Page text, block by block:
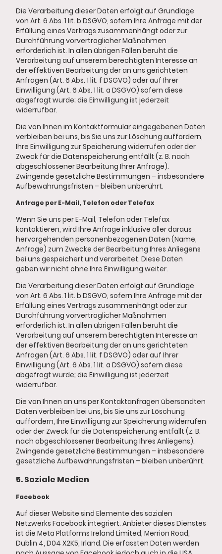
Die Verarbeitung dieser Daten erfolgt auf Grundlage
von Art. 6 Abs. 1 lit. b DSGVO, sofern Ihre Anfrage mit der
Erfüllung eines Vertrags zusammenhängt oder zur
Durchführung vorvertraglicher Maßnahmen
erforderlich ist. In allen übrigen Fällen beruht die
Verarbeitung auf unserem berechtigten Interesse an
der effektiven Bearbeitung der an uns gerichteten
Anfragen (Art. 6 Abs. 1 lit. f DSGVO) oder auf Ihrer
Einwilligung (Art. 6 Abs. 1 lit. a DSGVO) sofern diese
abgefragt wurde; die Einwilligung ist jederzeit
widerrufbar.
Die von Ihnen im Kontaktformular eingegebenen Daten
verbleiben bei uns, bis Sie uns zur Löschung auffordern,
Ihre Einwilligung zur Speicherung widerrufen oder der
Zweck für die Datenspeicherung entfällt (z. B. nach
abgeschlossener Bearbeitung Ihrer Anfrage).
Zwingende gesetzliche Bestimmungen – insbesondere
Aufbewahrungsfristen – bleiben unberührt.
Anfrage per E-Mail, Telefon oder Telefax
Wenn Sie uns per E-Mail, Telefon oder Telefax
kontaktieren, wird Ihre Anfrage inklusive aller daraus
hervorgehenden personenbezogenen Daten (Name,
Anfrage) zum Zwecke der Bearbeitung Ihres Anliegens
bei uns gespeichert und verarbeitet. Diese Daten
geben wir nicht ohne Ihre Einwilligung weiter.
Die Verarbeitung dieser Daten erfolgt auf Grundlage
von Art. 6 Abs. 1 lit. b DSGVO, sofern Ihre Anfrage mit der
Erfüllung eines Vertrags zusammenhängt oder zur
Durchführung vorvertraglicher Maßnahmen
erforderlich ist. In allen übrigen Fällen beruht die
Verarbeitung auf unserem berechtigten Interesse an
der effektiven Bearbeitung der an uns gerichteten
Anfragen (Art. 6 Abs. 1 lit. f DSGVO) oder auf Ihrer
Einwilligung (Art. 6 Abs. 1 lit. a DSGVO) sofern diese
abgefragt wurde; die Einwilligung ist jederzeit
widerrufbar.
Die von Ihnen an uns per Kontaktanfragen übersandten
Daten verbleiben bei uns, bis Sie uns zur Löschung
auffordern, Ihre Einwilligung zur Speicherung widerrufen
oder der Zweck für die Datenspeicherung entfällt (z. B.
nach abgeschlossener Bearbeitung Ihres Anliegens).
Zwingende gesetzliche Bestimmungen – insbesondere
gesetzliche Aufbewahrungsfristen – bleiben unberührt.
5. Soziale Medien
Facebook
Auf dieser Website sind Elemente des sozialen
Netzwerks Facebook integriert. Anbieter dieses Dienstes
ist die Meta Platforms Ireland Limited, Merrion Road,
Dublin 4, D04 X2K5, Irland. Die erfassten Daten werden